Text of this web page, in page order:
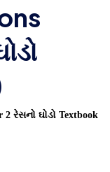
રેસનો ઘોડો Textbook